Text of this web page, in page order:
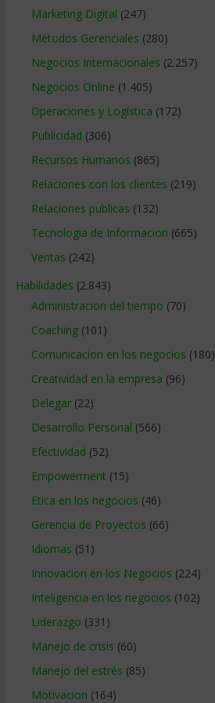
Marketing Digital (247)
Métodos Gerenciales (280)
Negocios Internacionales (2.257)
Negocios Online (1.405)
Operaciones y Logística (172)
Publicidad (306)
Recursos Humanos (865)
Relaciones con los clientes (219)
Relaciones publicas (132)
Tecnologia de Informacion (665)
Ventas (242)
Habilidades (2.843)
Administracion del tiempo (70)
Coaching(101)
Comunicacion en los negocios (180)
Creatividad en la empresa (96)
Delegar(22)
Desarrollo Personal (566)
Efectividad (52)
Empowerment (15)
Etica en los negocios (46)
Gerencia de Proyectos (66)
Idiomas (51)
Innovacion en los Negocios (224)
Inteligencia en los negocios (102)
Liderazgo (331)
Manejo de crisis (60)
Manejo del estrés (85)
Motivacion (164)